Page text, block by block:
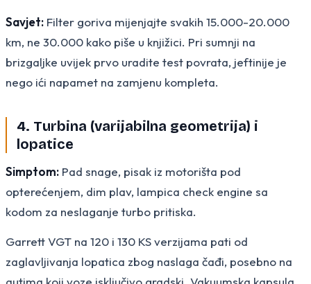
Savjet: Filter goriva mijenjajte svakih 15.000-20.000
km, ne 30.000 kako piše u knjižici. Pri sumnji na
brizgaljke uvijek prvo uradite test povrata, jeftinije je
nego ići napamet na zamjenu kompleta.
4. Turbina (varijabilna geometrija) i
lopatice
Simptom: Pad snage, pisak iz motorišta pod
opterećenjem, dim plav, lampica check engine sa
kodom za neslaganje turbo pritiska.
Garrett VGT na 120 i 130 KS verzijama pati od
zaglavljivanja lopatica zbog naslaga čađi, posebno na